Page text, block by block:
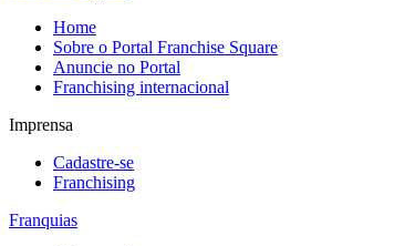
Home
Sobre o Portal Franchise Square
Anuncie no Portal
Franchising internacional
Imprensa
Cadastre-se
Franchising
Franquias